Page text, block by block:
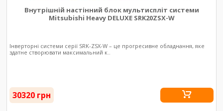
Внутрішній настінний блок мультиспліт системи
Mitsubishi Heavy DELUXE SRK20ZSX-W
Інверторні системи серії SRK-ZSX-W – це прогресивне обладнання, яке
здатне створювати максимальний к..
30320 грн